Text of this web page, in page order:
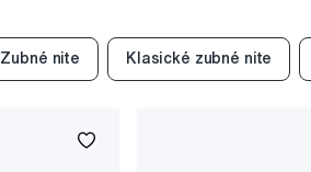
Zubné nite Klasické zubné nite